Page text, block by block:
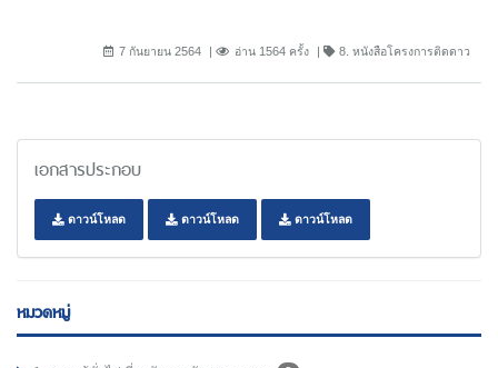
7 กันยายน 2564 อ่าน 1564 ครั้ง 8. หนังสือโครงการติดดาว
เอกสารประกอบ
ดาวน์โหลด ดาวน์โหลด ดาวน์โหลด
หมวดหมู่